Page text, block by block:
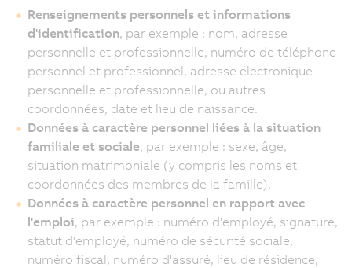
Renseignements personnels et informations
d'identification, par exemple : nom, adresse
personnelle et professionnelle, numéro de téléphone
personnel et professionnel, adresse électronique
personnelle et professionnelle, ou autres
coordonnées, date et lieu de naissance.
Données à caractère personnel liées à la situation
familiale et sociale, par exemple : sexe, âge,
situation matrimoniale (y compris les noms et
coordonnées des membres de la famille).
Données à caractère personnel en rapport avec
l'emploi, par exemple : numéro d'employé, signature,
statut d'employé, numéro de sécurité sociale,
numéro fiscal, numéro d'assuré, lieu de résidence,